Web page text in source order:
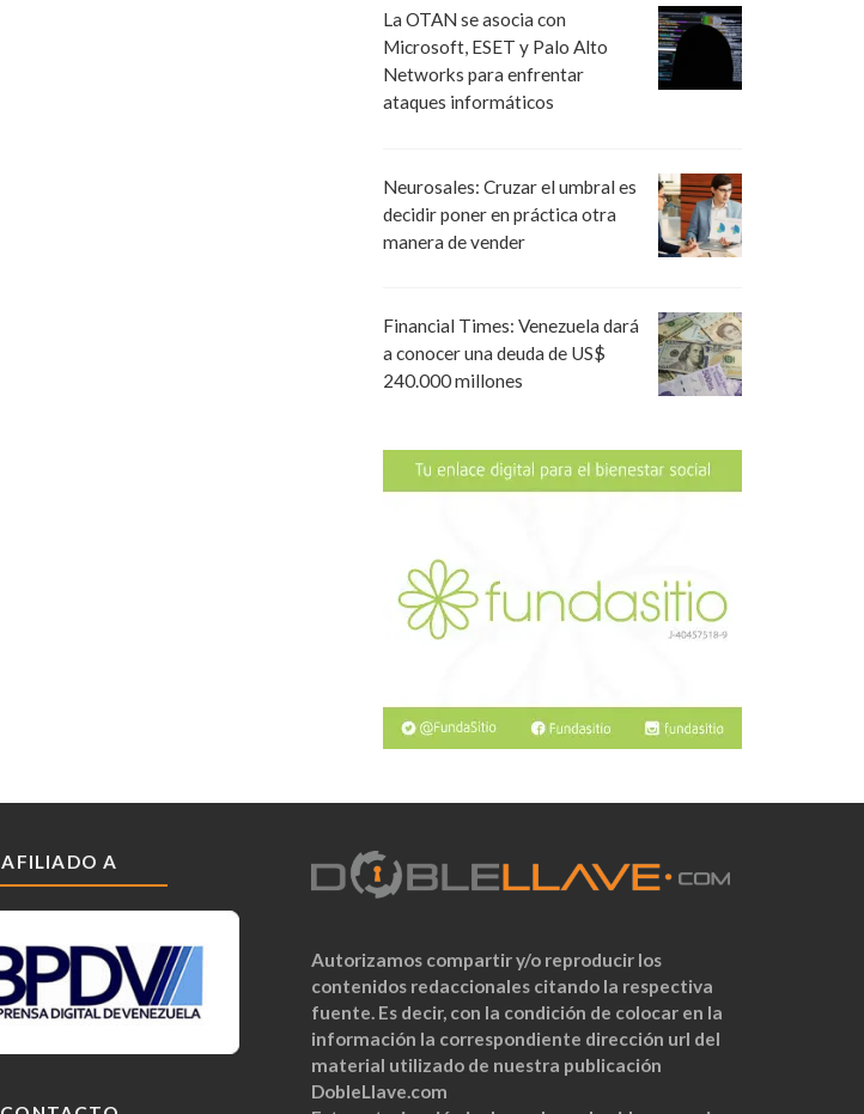
La OTAN se asocia con
Microsoft, ESET y Palo Alto
Networks para enfrentar
ataques informáticos
Neurosales: Cruzar el umbral es
decidir poner en práctica otra
manera de vender
Financial Times: Venezuela dará
a conocer una deuda de US$
240.000 millones
AFILIADO A
Autorizamos compartir y/o reproducir los
contenidos redaccionales citando la respectiva
fuente. Es decir, con la condición de colocar en la
información la correspondiente dirección url del
material utilizado de nuestra publicación
DobleLlave.com